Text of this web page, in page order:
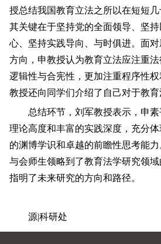
授总结我国教育立法之所以在短短几
其关键在于坚持党的全面领导、坚
心、坚持实践导向、与时俱进。面
方向，申教授认为教育立法应注重法
逻辑性与合宪性，更加注重程序性
教授还向同学们介绍了自己对于教育
总结环节，刘军教授表示，申
理论高度和丰富的实践深度，充分
的渊博学识和卓越的前瞻性思考能
与会师生领略到了教育法学研究领
指明了未来研究的方向和路径。
源|科研处